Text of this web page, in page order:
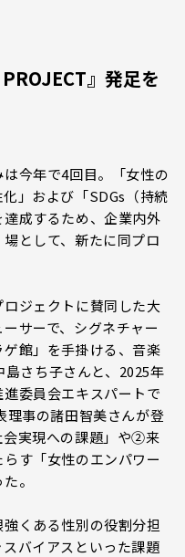
』発足を
今年で4回目。「女性の
」および「SDGs（持続
成するため、企業内外
として、新たに同プロ
ジェクトに賛同した大
サーで、シグネチャー
館」を手掛ける、音楽
さち子さんと、2025年
委員会エキスパートで
理事の諸田智美さんが登
実現への課題」や②来
す「女性のエンパワー
。
くある性別の役割分担
バイアスといった課題